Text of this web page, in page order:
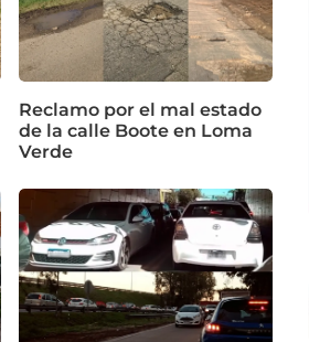
Reclamo por el mal estado
de la calle Boote en Loma
Verde